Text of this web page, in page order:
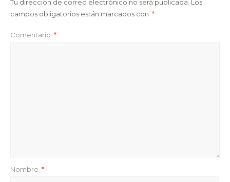
Tu dirección de correo electrónico no será publicada. Los
campos obligatorios están marcados con *
Comentario *
Nombre *